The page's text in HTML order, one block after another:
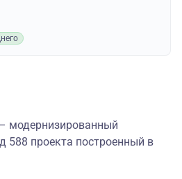
модернизированный
588 проекта построенный в